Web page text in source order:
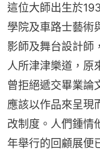
這位大師出生於
學院及車路士藝術
影師及舞台設計師
人所津津樂道，原
曾拒絕遞交畢業論
應該以作品來呈現
改制度。人們鍾情
年舉行的回顧展便